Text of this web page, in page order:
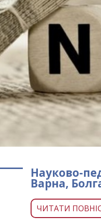
Науково-
Варна,
ЧИТАТИ